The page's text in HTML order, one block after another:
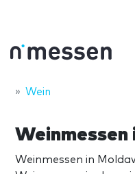
Wein
Weinmessen in